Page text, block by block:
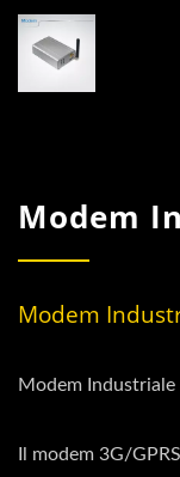
Modem
Modem
Modem Industriale
Il modem 3G/